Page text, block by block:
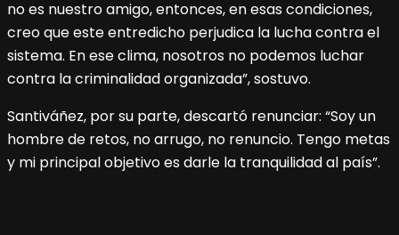
no es nuestro amigo, entonces, en esas condiciones,
creo que este entredicho perjudica la lucha contra el
sistema. En ese clima, nosotros no podemos luchar
contra la criminalidad organizada”, sostuvo.
Santiváñez, por su parte, descartó renunciar: “Soy un
hombre de retos, no arrugo, no renuncio. Tengo metas
y mi principal objetivo es darle la tranquilidad al país”.